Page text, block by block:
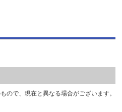
ので、現在と異なる場合がございます。